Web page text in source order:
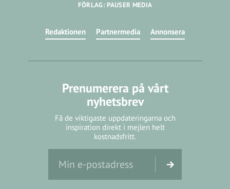
FÖRLAG: PAUSER MEDIA
Redaktionen Partnermedia Annonsera
Prenumerera på vårt
nyhetsbrev
Få de viktigaste uppdateringarna och
inspiration direkt i mejlen helt
kostnadsfritt.